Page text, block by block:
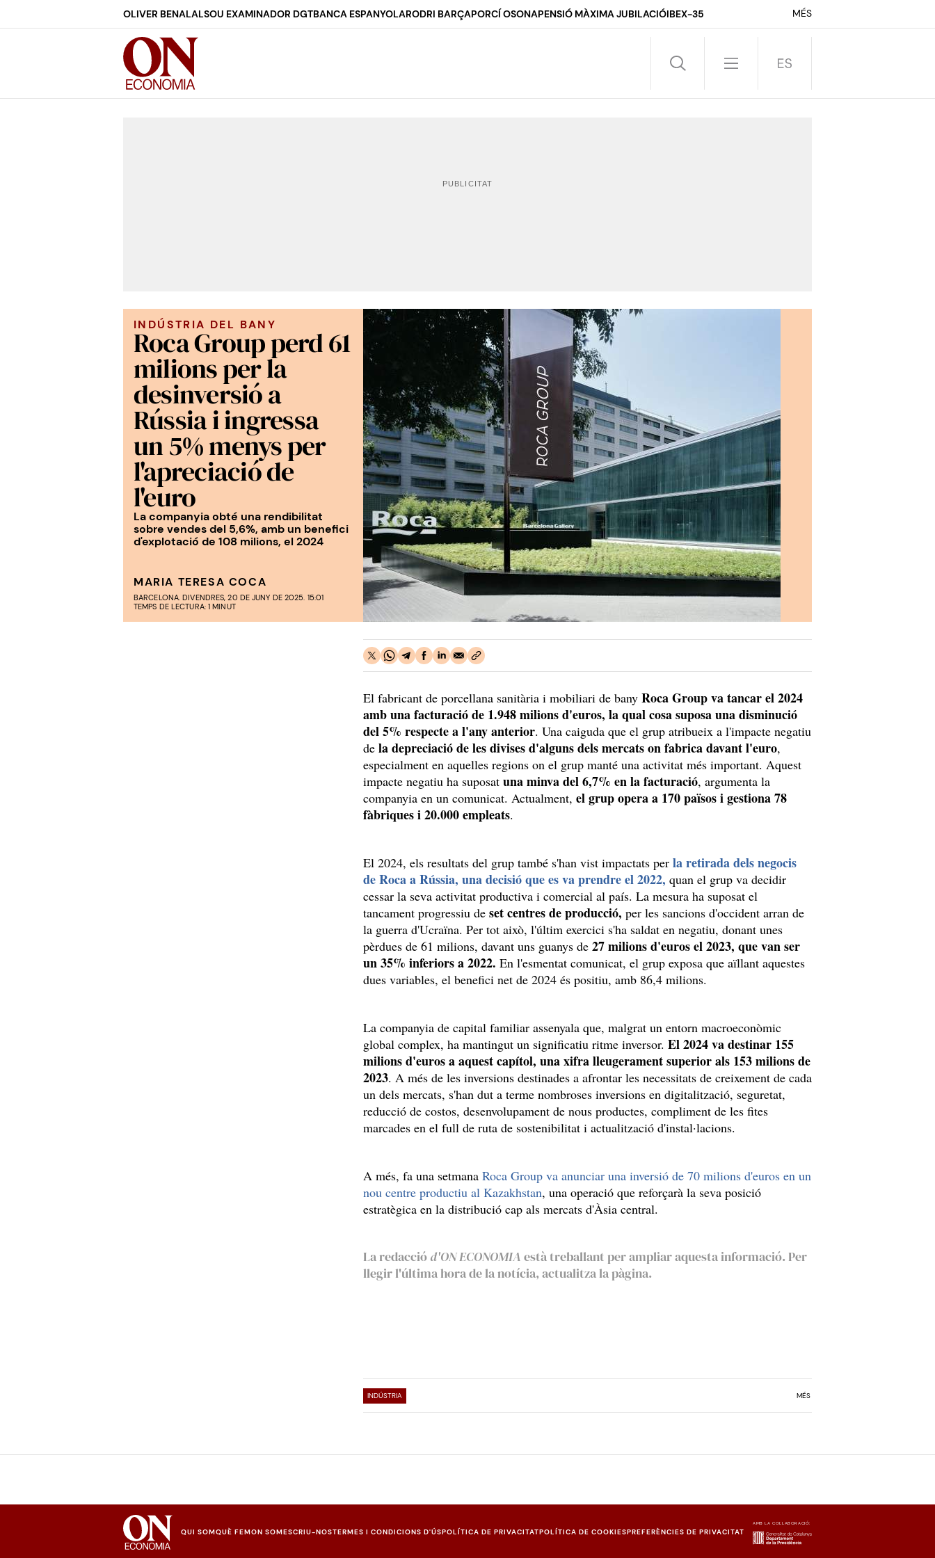
OLIVER BENALALSOU EXAMINADOR DGTBANCA ESPANYOLARODRI BARÇAPORCÍ OSONAPENSIÓ MÀXIMA JUBILACIÓIBEX-35 MÉS
INDÚSTRIA DEL BANY
Roca Group perd 61
milions per la
desinversió a
Rússia i ingressa
un 5% menys per
l'apreciació de
l'euro
La companyia obté una rendibilitat
sobre vendes del 5,6%, amb un benefici
d'explotació de 108 milions, el 2024
MARIA TERESA COCA
BARCELONA. DIVENDRES, 20 DE JUNY DE 2025. 15:01
TEMPS DE LECTURA: 1 MINUT
El fabricant de porcellana sanitària i mobiliari de bany Roca Group va tancar el 2024
amb una facturació de 1.948 milions d'euros, la qual cosa suposa una disminució
del 5% respecte a l'any anterior. Una caiguda que el grup atribueix a l'impacte negatiu
de la depreciació de les divises d'alguns dels mercats on fabrica davant l'euro,
especialment en aquelles regions on el grup manté una activitat més important. Aquest
impacte negatiu ha suposat una minva del 6,7% en la facturació, argumenta la
companyia en un comunicat. Actualment, el grup opera a 170 països i gestiona 78
fàbriques i 20.000 empleats.
El 2024, els resultats del grup també s'han vist impactats per la retirada dels negocis
de Roca a Rússia, una decisió que es va prendre el 2022, quan el grup va decidir
cessar la seva activitat productiva i comercial al país. La mesura ha suposat el
tancament progressiu de set centres de producció, per les sancions d'occident arran de
la guerra d'Ucraïna. Per tot això, l'últim exercici s'ha saldat en negatiu, donant unes
pèrdues de 61 milions, davant uns guanys de 27 milions d'euros el 2023, que van ser
un 35% inferiors a 2022. En l'esmentat comunicat, el grup exposa que aïllant aquestes
dues variables, el benefici net de 2024 és positiu, amb 86,4 milions.
La companyia de capital familiar assenyala que, malgrat un entorn macroeconòmic
global complex, ha mantingut un significatiu ritme inversor. El 2024 va destinar 155
milions d'euros a aquest capítol, una xifra lleugerament superior als 153 milions de
2023. A més de les inversions destinades a afrontar les necessitats de creixement de cada
un dels mercats, s'han dut a terme nombroses inversions en digitalització, seguretat,
reducció de costos, desenvolupament de nous productes, compliment de les fites
marcades en el full de ruta de sostenibilitat i actualització d'instal·lacions.
A més, fa una setmana Roca Group va anunciar una inversió de 70 milions d'euros en un
nou centre productiu al Kazakhstan, una operació que reforçarà la seva posició
estratègica en la distribució cap als mercats d'Àsia central.
La redacció d'ON ECONOMIA està treballant per ampliar aquesta informació. Per
llegir l'última hora de la notícia, actualitza la pàgina.
INDÚSTRIA MÉS
QUI SOMQUÈ FEMON SOMESCRIU-NOSTERMES I CONDICIONS D'ÚSPOLÍTICA DE PRIVACITATPOLÍTICA DE COOKIESPREFERÈNCIES DE PRIVACITAT
AMB LA COL·LABORACIÓ: